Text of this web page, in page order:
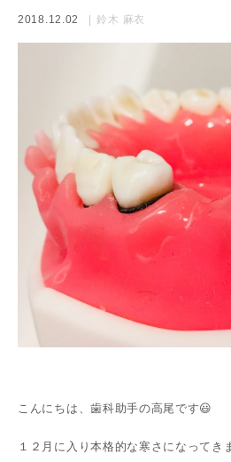
2018.12.02 鈴木 麻衣
こんにちは、歯科助手の高尾です😃
１２月に入り本格的な寒さになってき